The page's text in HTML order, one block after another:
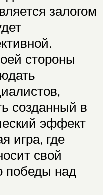
залогом
стороны
созданный в
эффект
игра, где
свой
победы над